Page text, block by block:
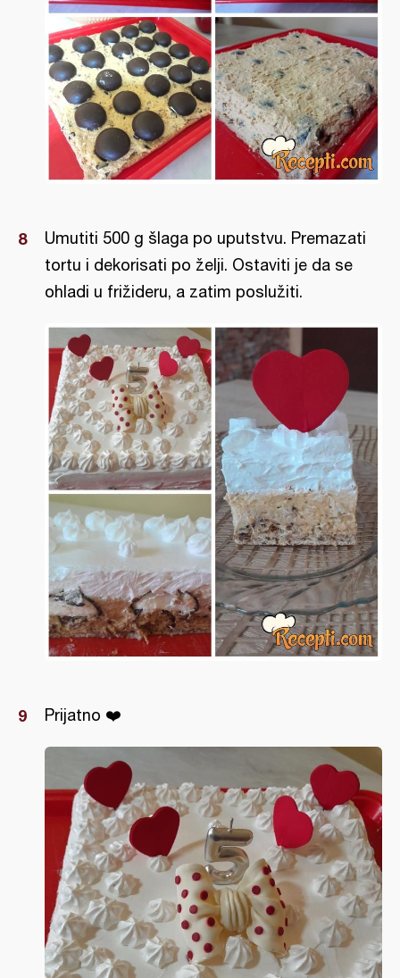
Umutiti 500 g šlaga po uputstvu. Premazati
tortu i dekorisati po želji. Ostaviti je da se
ohladi u frižideru, a zatim poslužiti.
Prijatno ❤️